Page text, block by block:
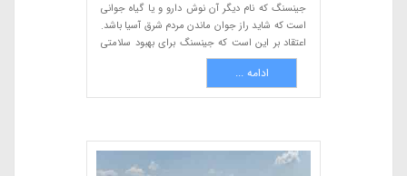
جینسنگ که نام دیگر آن نوش دارو و یا گیاه جوانی
است که شاید راز جوان ماندن مردم شرق آسیا باشد.
اعتقاد بر این است که جینسنگ برای بهبود سلامتی
مفید است و یکی از محبوب ترین گیاه دارویی های
دنیا است. گفته می شود سرخ پوستان در هنگام طی
کردن مسافت های بسیار دور ریشه ی این گیاه را می
ادامه ...